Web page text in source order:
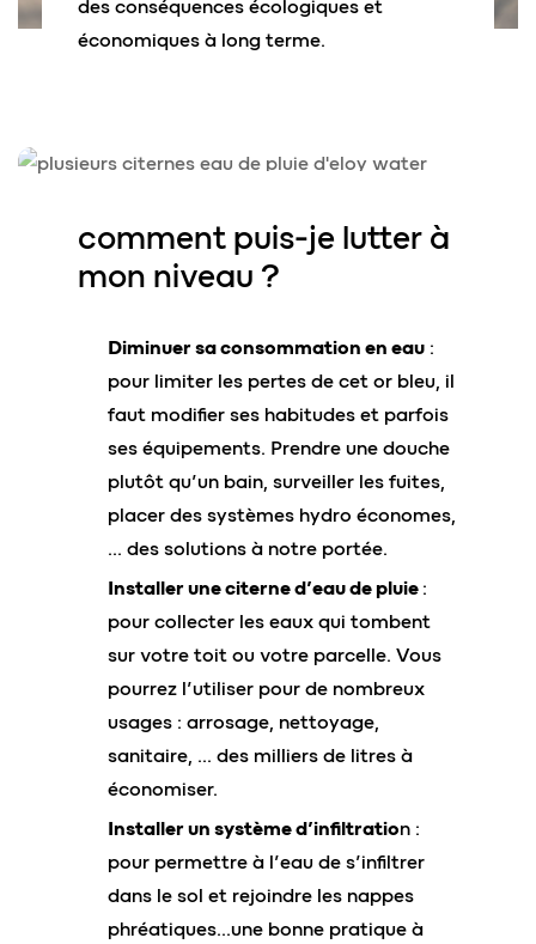
des conséquences écologiques et
économiques à long terme.
comment puis-je lutter à
mon niveau ?
Diminuer sa consommation en eau :
pour limiter les pertes de cet or bleu, il
faut modifier ses habitudes et parfois
ses équipements. Prendre une douche
plutôt qu’un bain, surveiller les fuites,
placer des systèmes hydro économes,
… des solutions à notre portée.
Installer une citerne d’eau de pluie :
pour collecter les eaux qui tombent
sur votre toit ou votre parcelle. Vous
pourrez l’utiliser pour de nombreux
usages : arrosage, nettoyage,
sanitaire, … des milliers de litres à
économiser.
Installer un système d’infiltration :
pour permettre à l’eau de s’infiltrer
dans le sol et rejoindre les nappes
phréatiques…une bonne pratique à